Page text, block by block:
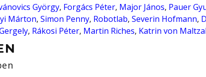
György, Forgács Péter, Major János, Pauer
Márton, Simon Penny, Robotlab, Severin Hofmann,
, Rákosi Péter, Martin Riches, Katrin von